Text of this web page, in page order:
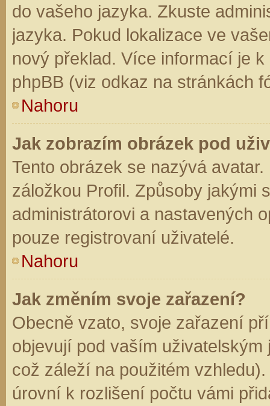
do vašeho jazyka. Zkuste
jazyka. Pokud lokalizace ve
nový překlad. Více informací je
phpBB (viz odkaz na stránkách
Nahoru
Jak zobrazím obrázek pod
Tento obrázek se nazývá
záložkou Profil. Způsoby jakými
administrátorovi a nastavených
pouze registrovaní uživatelé.
Nahoru
Jak změním svoje zařazení?
Obecně vzato, svoje zařazení
objevují pod vaším
což záleží na použitém
úrovní k rozlišení počtu vámi